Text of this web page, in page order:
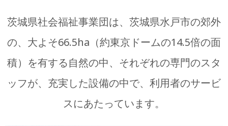
茨城県社会福祉事業団は、茨城県水戸市の郊外
の、大よそ66.5ha（約東京ドームの14.5倍の面
積）を有する自然の中、それぞれの専門のスタ
ッフが、充実した設備の中で、利用者のサービ
スにあたっています。